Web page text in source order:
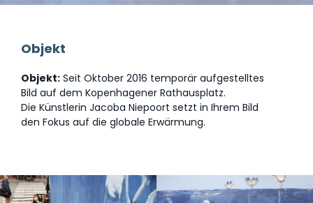
Objekt
Objekt: Seit Oktober 2016 temporär aufgestelltes
Bild auf dem Kopenhagener Rathausplatz.
Die Künstlerin Jacoba Niepoort setzt in Ihrem Bild
den Fokus auf die globale Erwärmung.